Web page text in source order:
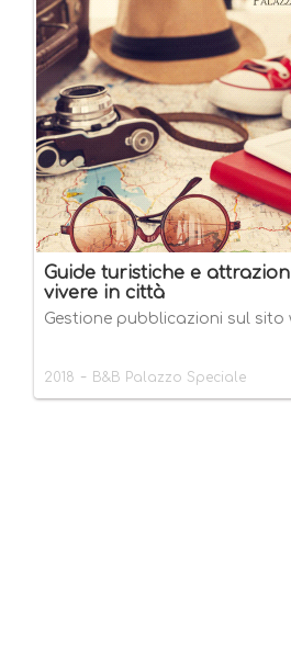
Guide turistiche e
vivere in città
Gestione pubblicazioni sul sito
2018 - B&B Palazzo Speciale